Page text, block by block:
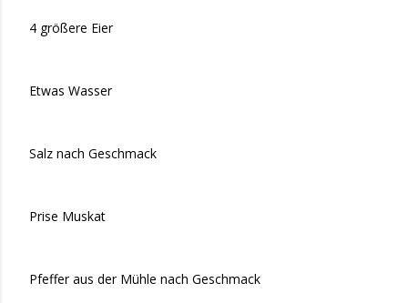
4 größere Eier
Etwas Wasser
Salz nach Geschmack
Prise Muskat
Pfeffer aus der Mühle nach Geschmack